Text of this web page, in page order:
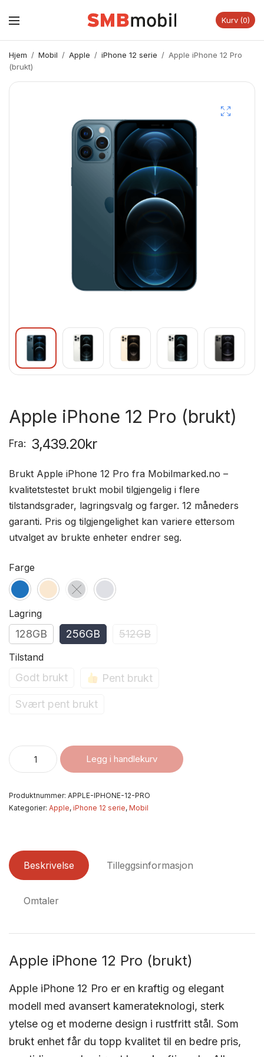
Kurv 0
Hjem / Mobil / Apple / iPhone 12 serie / Apple iPhone 12 Pro
(brukt)
Apple iPhone 12 Pro (brukt)
Fra: 3,439.20kr
Brukt Apple iPhone 12 Pro fra Mobilmarked.no –
kvalitetstestet brukt mobil tilgjengelig i flere
tilstandsgrader, lagringsvalg og farger. 12 måneders
garanti. Pris og tilgjengelighet kan variere ettersom
utvalget av brukte enheter endrer seg.
Farge
Lagring
128GB 256GB 512GB
Tilstand
Godt brukt Pent brukt
Svært pent brukt
Legg i handlekurv
Produktnummer: APPLE-IPHONE-12-PRO
Kategorier: Apple, iPhone 12 serie, Mobil
Beskrivelse Tilleggsinformasjon
Omtaler
Apple iPhone 12 Pro (brukt)
Apple iPhone 12 Pro er en kraftig og elegant
modell med avansert kamerateknologi, sterk
ytelse og et moderne design i rustfritt stål. Som
brukt enhet får du topp kvalitet til en bedre pris,